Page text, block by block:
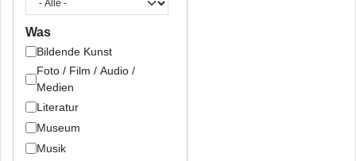
Was
Bildende Kunst
Foto / Film / Audio /
Medien
Literatur
Museum
Musik